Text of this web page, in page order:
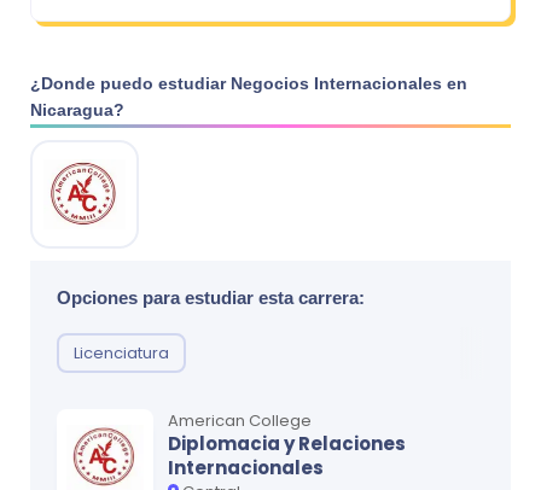
¿Donde puedo estudiar Negocios Internacionales en
Nicaragua?
Opciones para estudiar esta carrera:
Licenciatura
American College
Diplomacia y Relaciones
Internacionales